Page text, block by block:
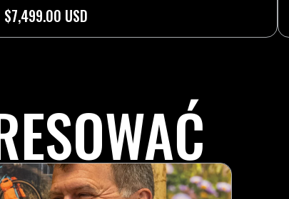
$7,499.00 USD